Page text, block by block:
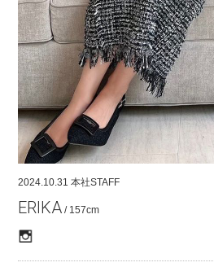
2024.10.31 本社STAFF
ERIKA / 157cm
ONLINE STORE
COMPANY
CONTACT
RECRUIT
FOR BUSINESS PARTNER